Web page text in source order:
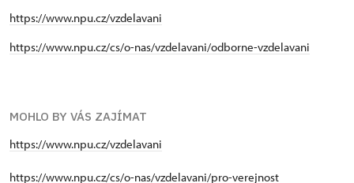
https://www.npu.cz/vzdelavani
https://www.npu.cz/cs/o-nas/vzdelavani/odborne-vzdelavani
MOHLO BY VÁS ZAJÍMAT
https://www.npu.cz/vzdelavani
https://www.npu.cz/cs/o-nas/vzdelavani/pro-verejnost